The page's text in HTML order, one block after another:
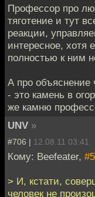
Профессор про
тяготение и тут
реакции,
интересное, хотя
полностью к ним
А про объяснение
- это камень в
же камню
UNV »
#706 | 12.08.11 03:41
Кому: Beefeater,
> И, кстати,
человек не